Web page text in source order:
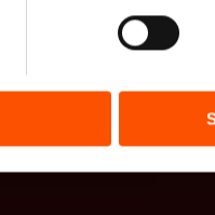
wijzigen of intrekken in
over uw gebruik
met andere
kunnen gegevens
geldt volgens de